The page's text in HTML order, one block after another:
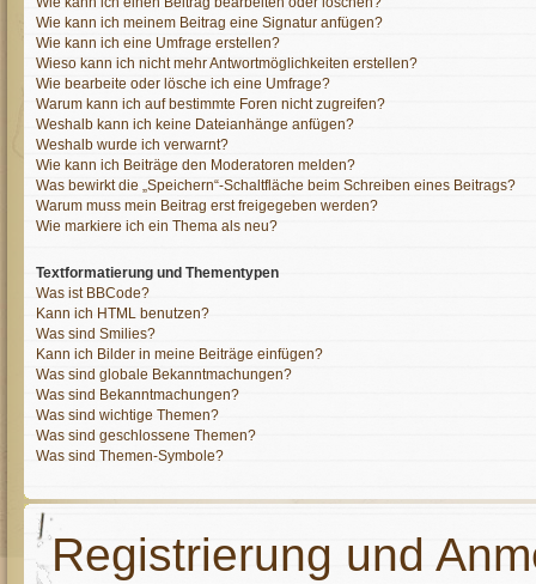
Wie kann ich meinem Beitrag eine Signatur anfügen?
Wie kann ich eine Umfrage erstellen?
Wieso kann ich nicht mehr Antwortmöglichkeiten erstellen?
Wie bearbeite oder lösche ich eine Umfrage?
Warum kann ich auf bestimmte Foren nicht zugreifen?
Weshalb kann ich keine Dateianhänge anfügen?
Weshalb wurde ich verwarnt?
Wie kann ich Beiträge den Moderatoren melden?
Was bewirkt die „Speichern“-Schaltfläche beim Schreiben eines Beitrags?
Warum muss mein Beitrag erst freigegeben werden?
Wie markiere ich ein Thema als neu?
Textformatierung und Thementypen
Was ist BBCode?
Kann ich HTML benutzen?
Was sind Smilies?
Kann ich Bilder in meine Beiträge einfügen?
Was sind globale Bekanntmachungen?
Was sind Bekanntmachungen?
Was sind wichtige Themen?
Was sind geschlossene Themen?
Was sind Themen-Symbole?
Registrierung und